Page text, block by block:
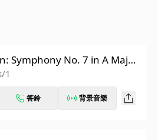
Symphony No. 7 in A Major,
(Recorded 1962)
1
答鈴 背景音樂